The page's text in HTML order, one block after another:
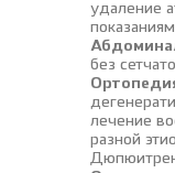
удаление
без
лечение
разной